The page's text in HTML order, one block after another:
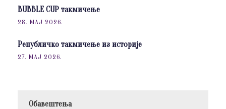
BUBBLE CUP такмичење
28. МАЈ 2026.
Републичко такмичење из историје
27. МАЈ 2026.
Обавештења